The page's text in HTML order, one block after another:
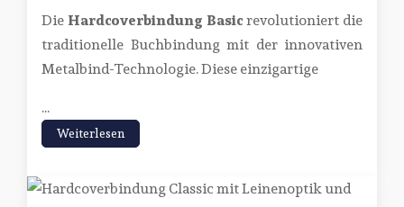
Die Hardcoverbindung Basicrevolutioniert die
traditionelle Buchbindung mit der innovativen
Metalbind-Technologie. Diese einzigartige
...
Weiterlesen